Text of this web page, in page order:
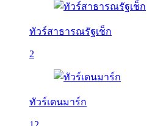
ทัวร์สาธารณรัฐเช็ก
2
ทัวร์เดนมาร์ก